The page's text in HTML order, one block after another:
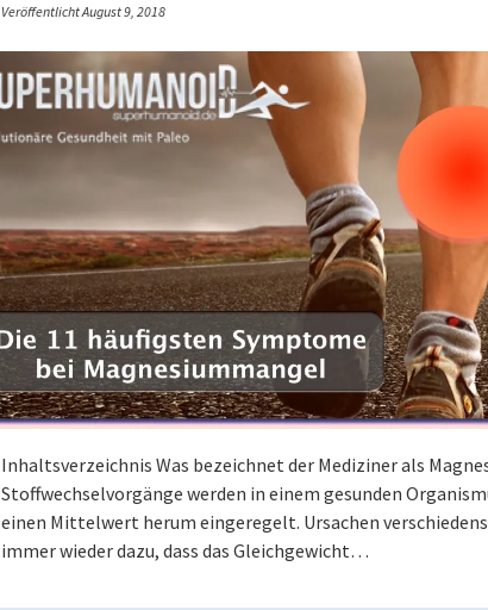
Veröffentlicht August 9, 2018
Inhaltsverzeichnis Was bezeichnet der Mediziner als
Stoffwechselvorgänge werden in einem gesunden
einen Mittelwert herum eingeregelt. Ursachen
immer wieder dazu, dass das Gleichgewicht…